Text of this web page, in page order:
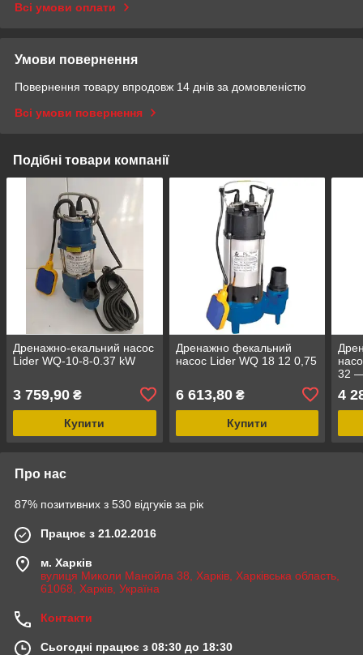
Всі умови оплати
Умови повернення
Повернення товару впродовж 14 днів за домовленістю
Всі умови повернення
Подібні товари компанії
Дренажно-екальний насос
Lider WQ-10-8-0.37 kW
3 759,90 ₴
Купити
Дренажно фекальний
насос Lider WQ 18 12 0,75
6 613,80₴
Купити
32
4
Про нас
87% позитивних з 530 відгуків за рік
Працює з 21.02.2016
м. Харків
вулиця Миколи Манойла 38, Харків, Харківська область,
61068, Харків, Україна
Контакти
Сьогодні працює з 08:30 до 18:30